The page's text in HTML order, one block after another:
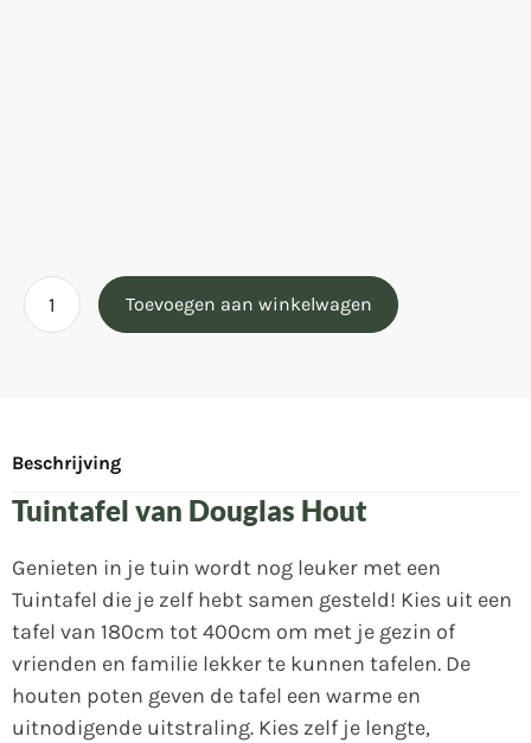
Toevoegen aan winkelwagen
Beschrijving
Tuintafel van Douglas Hout
Genieten in je tuin wordt nog leuker met een
Tuintafel die je zelf hebt samen gesteld! Kies uit een
tafel van 180cm tot 400cm om met je gezin of
vrienden en familie lekker te kunnen tafelen. De
houten poten geven de tafel een warme en
uitnodigende uitstraling. Kies zelf je lengte,